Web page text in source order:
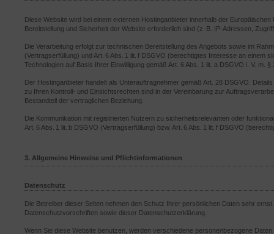
Diese Website wird bei einem externen Hostinganbieter innerhalb der
Bereitstellung und Sicherheit der Website erforderlich sind (z. B. IP-Adressen,
Die Verarbeitung erfolgt zur technischen Bereitstellung des Angebots sowie im
(Vertragserfüllung) und Art. 6 Abs. 1 lit. f DSGVO (berechtigtes Interesse an
Technologien auf Basis Ihrer Einwilligung gemäß Art. 6 Abs. 1 lit. a DSGVO i. V. m. §
Der Hostinganbieter handelt als Unterauftragnehmer gemäß Art. 28 DSGVO.
zu Ihren Kontroll- und Einsichtsrechten sind in der Vereinbarung zur
Bestandteil der vertraglichen Beziehung.
Die Kommunikation mit registrierten Nutzern zu sicherheitsrelevanten oder
Art. 6 Abs. 1 lit. b DSGVO (Vertragserfüllung) bzw. Art. 6 Abs. 1 lit. f DSGVO
3. Allgemeine Hinweise und Pflichtinformationen
Datenschutz
Die Betreiber dieser Seiten nehmen den Schutz Ihrer persönlichen Daten sehr
Datenschutzvorschriften sowie dieser Datenschutzerklärung.
Wenn Sie diese Website benutzen, werden verschiedene personenbezogene